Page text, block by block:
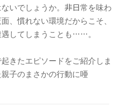
いでしょうか。非日常を味わ
、慣れない環境だからこそ、
してしまうことも……。
きたエピソードをご紹介しま
子のまさかの行動に唖